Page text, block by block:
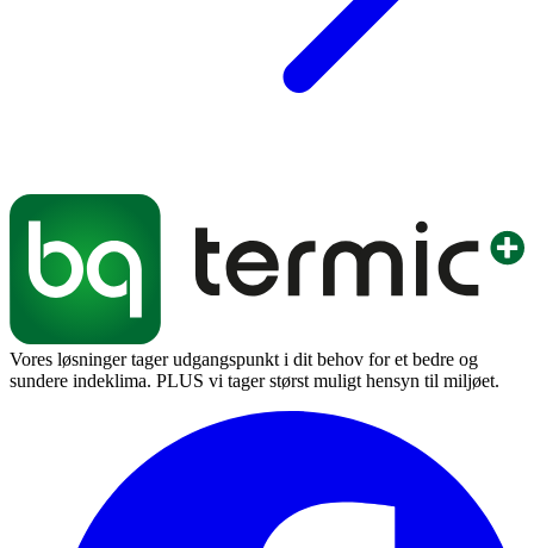
Vores løsninger tager udgangspunkt i dit behov for et bedre og
sundere indeklima. PLUS vi tager størst muligt hensyn til miljøet.